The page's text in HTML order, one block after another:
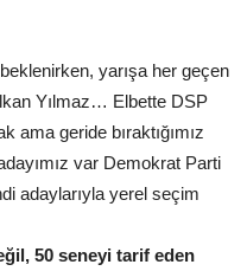
yarışa her geçen
Yılmaz… Elbette DSP
ama geride bıraktığımız
var Demokrat Parti
adaylarıyla yerel seçim
50 seneyi tarif eden